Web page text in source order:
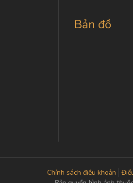
Bản đồ
Chính sách điều khoản